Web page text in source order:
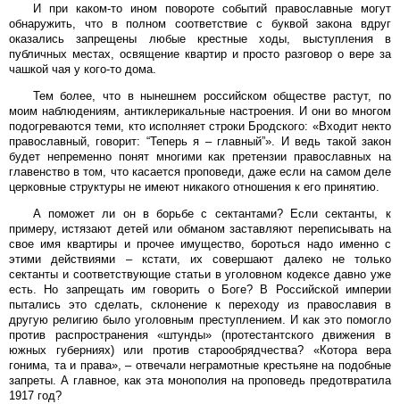
И при каком-то ином повороте событий православные могут
обнаружить, что в полном соответствие с буквой закона вдруг
оказались запрещены любые крестные ходы, выступления в
публичных местах, освящение квартир и просто разговор о вере за
чашкой чая у кого-то дома.
Тем более, что в нынешнем российском обществе растут, по
моим наблюдениям, антиклерикальные настроения. И они во многом
подогреваются теми, кто исполняет строки Бродского: «Входит некто
православный, говорит: “Теперь я – главный”». И ведь такой закон
будет непременно понят многими как претензии православных на
главенство в том, что касается проповеди, даже если на самом деле
церковные структуры не имеют никакого отношения к его принятию.
А поможет ли он в борьбе с сектантами? Если сектанты, к
примеру, истязают детей или обманом заставляют переписывать на
свое имя квартиры и прочее имущество, бороться надо именно с
этими действиями – кстати, их совершают далеко не только
сектанты и соответствующие статьи в уголовном кодексе давно уже
есть. Но запрещать им говорить о Боге? В Российской империи
пытались это сделать, склонение к переходу из православия в
другую религию было уголовным преступлением. И как это помогло
против распространения «штунды» (протестантского движения в
южных губерниях) или против старообрядчества? «Котора вера
гонима, та и права», – отвечали неграмотные крестьяне на подобные
запреты. А главное, как эта монополия на проповедь предотвратила
1917 год?